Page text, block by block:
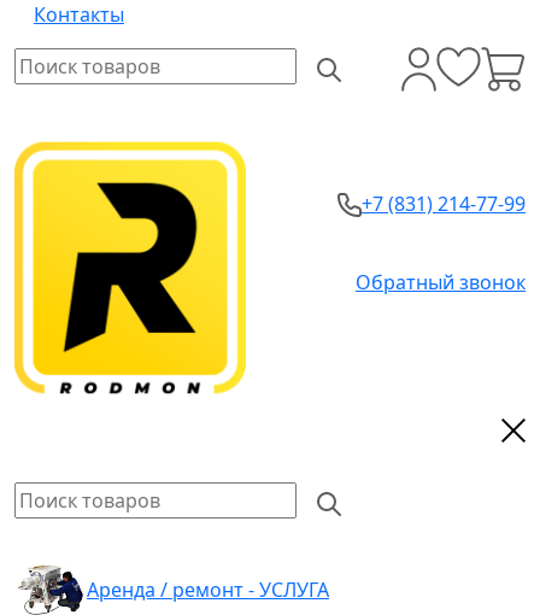
Контакты
+7 (831) 214-77-99
Обратный звонок
Аренда / ремонт - УСЛУГА